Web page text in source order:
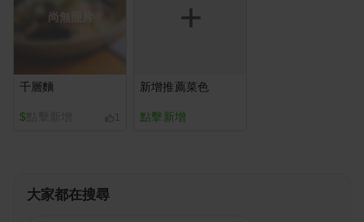
尚無照片
千層麵
$
新增推薦菜色
點擊新增
大家都在搜尋